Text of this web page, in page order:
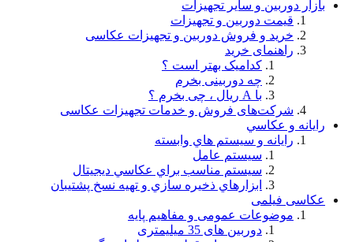
بازار دوربین و سایر تجهیزات
قیمت دوربین و تجهیزات
خرید و فروش دوربین و تجهیزات عکاسی
راهنمای خرید
کدامیک بهتر است ؟
چه دوربینی بخرم
با A ریال ، چی بخرم ؟
شركت‌های فروش و خدمات تجهيزات عكاسی
رايانه و عكاسي
رايانه و سيستم هاي وابسته
سيستم عامل
سيستم مناسب براي عكاسي ديجيتال
ابزارهاي ذخيره سازي و تهيه نسخ پشتيبان
عکاسی فیلمی
موضوعات عمومی و مفاهيم پايه
دوربین های 35 میلیمتری